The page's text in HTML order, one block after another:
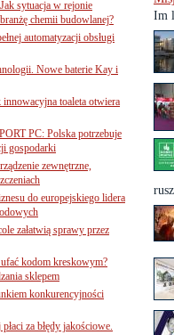
Im
sytuacja w rejonie
chemii budowlanej?
automatyzacji obsługi
Nowe baterie Kay i
innowacyjna toaleta otwiera
PC: Polska potrzebuje
gospodarki
zewnętrzne,
do europejskiego lidera
załatwią sprawy przez
kodom kreskowym?
sklepem
konkurencyjności
za błędy jakościowe.